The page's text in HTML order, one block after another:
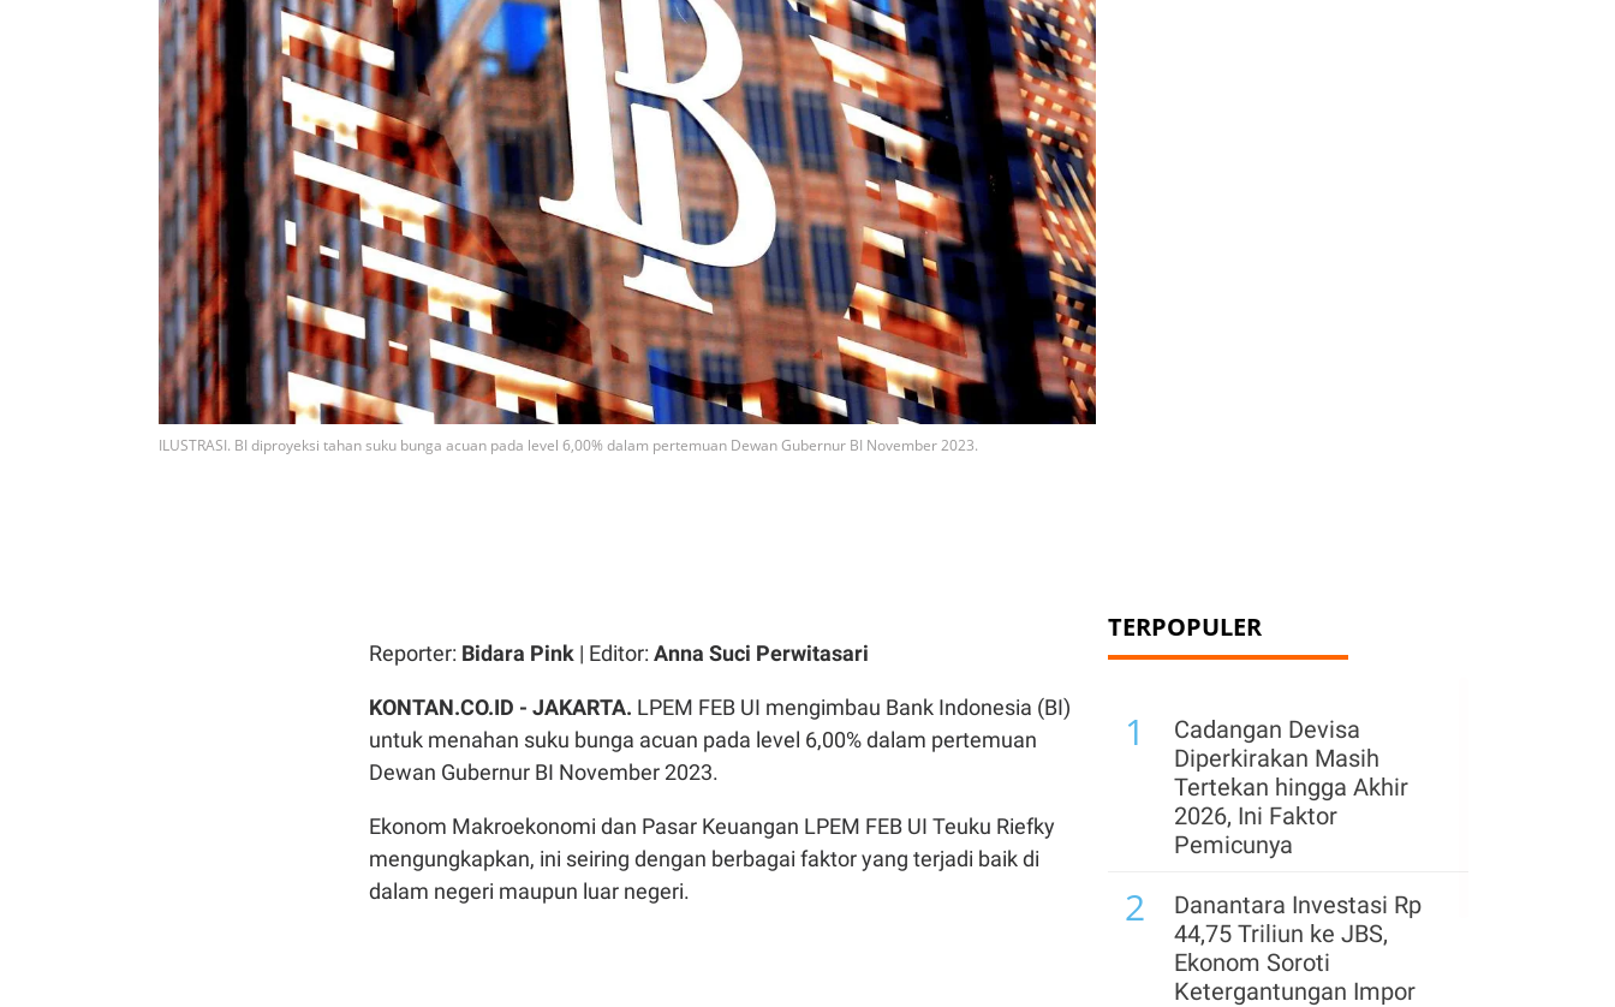
ILUSTRASI. BI diproyeksi tahan suku bunga acuan pada level 6,00% dalam pertemuan Dewan Gubernur BI November 2023.
Reporter: Bidara Pink | Editor: Anna Suci Perwitasari
KONTAN.CO.ID - JAKARTA. LPEM FEB UI mengimbau Bank Indonesia (BI)
untuk menahan suku bunga acuan pada level 6,00% dalam pertemuan
Dewan Gubernur BI November 2023.
Ekonom Makroekonomi dan Pasar Keuangan LPEM FEB UI Teuku Riefky
mengungkapkan, ini seiring dengan berbagai faktor yang terjadi baik di
dalam negeri maupun luar negeri.
TERPOPULER
1
Cadangan Devisa
Diperkirakan Masih
Tertekan hingga Akhir
2026, Ini Faktor
Pemicunya
2
Danantara Investasi Rp
44,75 Triliun ke JBS,
Ekonom Soroti
Ketergantungan Impor